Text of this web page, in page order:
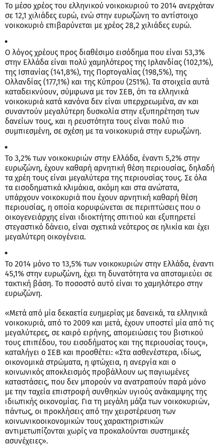
Το μέσο χρέος του ελληνικού νοικοκυριού το 2014 ανερχόταν
σε 12,1 χιλιάδες ευρώ, ενώ στην ευρωζώνη το αντίστοιχο
νοικοκυριό επιβαρύνεται με χρέος 28,2 χιλιάδες ευρώ.
Ο λόγος χρέους προς διαθέσιμο εισόδημα που είναι 53,3%
στην Ελλάδα είναι πολύ χαμηλότερος της Ιρλανδίας (102,1%),
της Ισπανίας (141,8%), της Πορτογαλίας (198,5%), της
Ολλανδίας (177,1%) και της Κύπρου (251%). Τα στοιχεία αυτά
καταδεικνύουν, σύμφωνα με τον ΣΕΒ, ότι τα ελληνικά
νοικοκυριά κατά κανόνα δεν είναι υπερχρεωμένα, αν και
συναντούν μεγαλύτερη δυσκολία στην εξυπηρέτηση των
δανείων τους, και η ρευστότητα τους είναι πολύ πιο
συμπιεσμένη, σε σχέση με τα νοικοκυριά στην ευρωζώνη.
Το 3,2% των νοικοκυριών στην Ελλάδα, έναντι 5,2% στην
ευρωζώνη, έχουν καθαρή αρνητική θέση περιουσίας, δηλαδή
τα χρέη τους είναι μεγαλύτερα της περιουσίας τους. Σε όλα
τα εισοδηματικά κλιμάκια, ακόμη και στα ανώτατα,
υπάρχουν νοικοκυριά που έχουν αρνητική καθαρή θέση
περιουσίας, η οποία κορυφώνεται σε περιπτώσεις που ο
οικογενειάρχης είναι ιδιοκτήτης σπιτιού και εξυπηρετεί
στεγαστικό δάνειο, είναι σχετικά νεότερος σε ηλικία και έχει
μεγαλύτερη οικογένεια.
Το 2014 μόνο το 13,5% των νοικοκυριών στην Ελλάδα, έναντι
45,1% στην ευρωζώνη, έχει τη δυνατότητα να αποταμιεύει σε
τακτική βάση. Το ποσοστό αυτό είναι το χαμηλότερο στην
ευρωζώνη.
«Μετά από μία δεκαετία ευημερίας με δανεικά, τα ελληνικά
νοικοκυριά, από το 2009 και μετά, έχουν υποστεί μία από τις
μεγαλύτερες, σε καιρό ειρήνης, απομειώσεις του βιοτικού
τους επιπέδου, του εισοδήματος και της περιουσίας τους»,
καταλήγει ο ΣΕΒ και προσθέτει: «Στα ασθενέστερα, ιδίως,
οικονομικά στρώματα, η φτώχεια, η ανεργία και ο
κοινωνικός αποκλεισμός προβάλλουν ως παγιωμένες
καταστάσεις, που δεν μπορούν να ανατραπούν παρά μόνο
με την ταχεία επιστροφή συνθηκών υγιούς ανάκαμψης της
ιδιωτικής οικονομίας. Για τη μεγάλη μάζα των νοικοκυριών,
πάντως, οι προκλήσεις από την χειροτέρευση των
κοινωνικοοικονομικών τους χαρακτηριστικών
αντιμετωπίζονται χωρίς να προκαλούνται συστημικές
ασυνέχειες».